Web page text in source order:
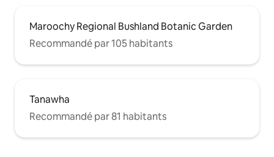
Maroochy Regional Bushland Botanic Garden
Recommandé par 105 habitants
Tanawha
Recommandé par 81 habitants